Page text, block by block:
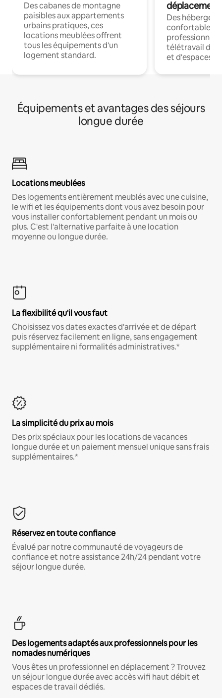
Des cabanes de montagne
paisibles aux appartements
urbains pratiques, ces
locations meublées offrent
tous les équipements d'un
logement standard.
déplacement
Des
confortables
professionnels
télétravail
et d'espaces
Équipements et avantages des séjours
longue durée
Locations meublées
Des logements entièrement meublés avec une cuisine,
le wifi et les équipements dont vous avez besoin pour
vous installer confortablement pendant un mois ou
plus. C'est l'alternative parfaite à une location
moyenne ou longue durée.
La flexibilité qu'il vous faut
Choisissez vos dates exactes d'arrivée et de départ
puis réservez facilement en ligne, sans engagement
supplémentaire ni formalités administratives.*
La simplicité du prix au mois
Des prix spéciaux pour les locations de vacances
longue durée et un paiement mensuel unique sans frais
supplémentaires.*
Réservez en toute confiance
Évalué par notre communauté de voyageurs de
confiance et notre assistance 24h/24 pendant votre
séjour longue durée.
Des logements adaptés aux professionnels pour les
nomades numériques
Vous êtes un professionnel en déplacement ? Trouvez
un séjour longue durée avec accès wifi haut débit et
espaces de travail dédiés.